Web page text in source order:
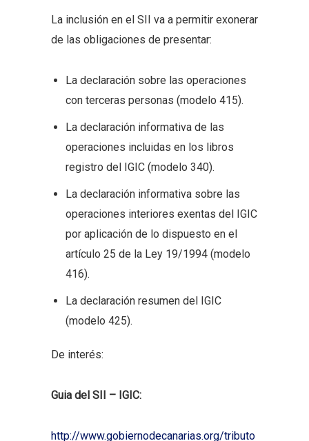
La inclusión en el SII va a permitir exonerar
de las obligaciones de presentar:
La declaración sobre las operaciones
con terceras personas (modelo 415).
La declaración informativa de las
operaciones incluidas en los libros
registro del IGIC (modelo 340).
La declaración informativa sobre las
operaciones interiores exentas del IGIC
por aplicación de lo dispuesto en el
artículo 25 de la Ley 19/1994 (modelo
416).
La declaración resumen del IGIC
(modelo 425).
De interés:
Guia del SII – IGIC:
http://www.gobiernodecanarias.org/tributo